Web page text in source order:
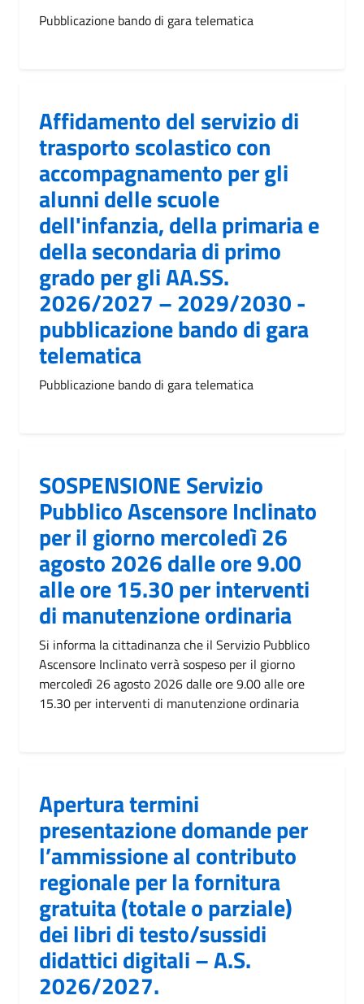
Pubblicazione bando di gara telematica
Affidamento del servizio di
trasporto scolastico con
accompagnamento per gli
alunni delle scuole
dell'infanzia, della primaria e
della secondaria di primo
grado per gli AA.SS.
2026/2027 – 2029/2030 -
pubblicazione bando di gara
telematica
Pubblicazione bando di gara telematica
SOSPENSIONE Servizio
Pubblico Ascensore Inclinato
per il giorno mercoledì 26
agosto 2026 dalle ore 9.00
alle ore 15.30 per interventi
di manutenzione ordinaria
Si informa la cittadinanza che il Servizio Pubblico
Ascensore Inclinato verrà sospeso per il giorno
mercoledì 26 agosto 2026 dalle ore 9.00 alle ore
15.30 per interventi di manutenzione ordinaria
Apertura termini
presentazione domande per
l’ammissione al contributo
regionale per la fornitura
gratuita (totale o parziale)
dei libri di testo/sussidi
didattici digitali – A.S.
2026/2027.